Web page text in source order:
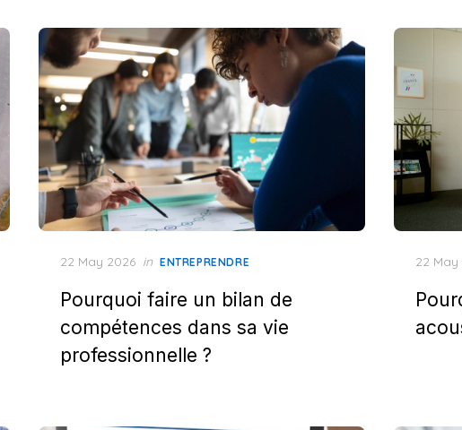
Posted
22 May 2026 in ENTREPRENDRE
Pourquoi faire un bilan de
compétences dans sa vie
professionnelle ?
Posted
22 May